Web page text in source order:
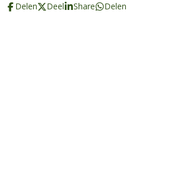
Delen Deel Share Delen